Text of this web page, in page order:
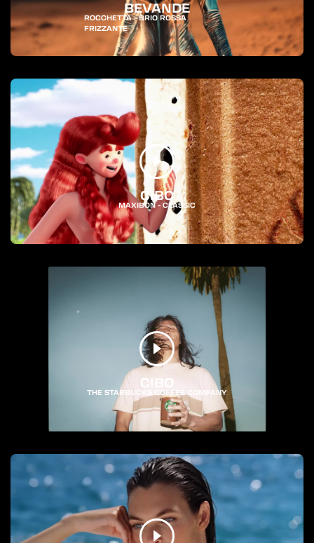
BEVANDE
ROCCHETTA - BRIO ROSSA
FRIZZANTE
CIBO
MAXIBON - CLASSIC
CIBO
THE STARBUCKS COFFEE COMPANY